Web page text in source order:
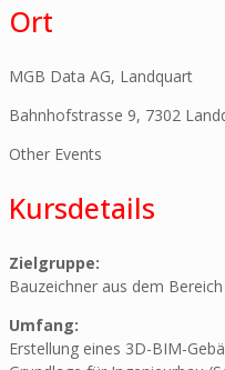
Ort
MGB Data AG, Landquart
Bahnhofstrasse 9, 7302
Other Events
Kursdetails
Zielgruppe:
Bauzeichner aus dem
Umfang:
Erstellung eines 3D-BIM-